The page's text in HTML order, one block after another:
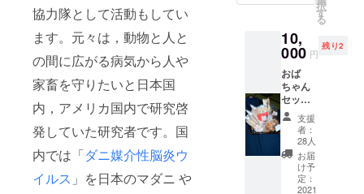
協力隊として活動もしてい
ます。元々は，動物と人と
の間に広がる病気から人や
家畜を守りたいと日本国
内，アメリカ国内で研究啓
発していた研究者です。国
内では「ダニ媒介性脳炎ウ
イルス 」を日本のマダニ や
か200個
だけ作
限定品
です
こ玉之
浦で捕
得られ
た物で
す。捕
獲状況
によっ
ては発
送が
２ヶ月
程度遅
るのも
いいけ
ど、こ
こはア
ナログ
に印刷
した写
真を肌
触りの
いいシ
カ革の
写真入
択
す
る
10,
000 円
残り2
おば
ちゃん
セッ
ト。地
元でそ
の時期
に採れ
た魚の
干し物
やタイ
支援
者：
28人
お届
け予
定：
2021